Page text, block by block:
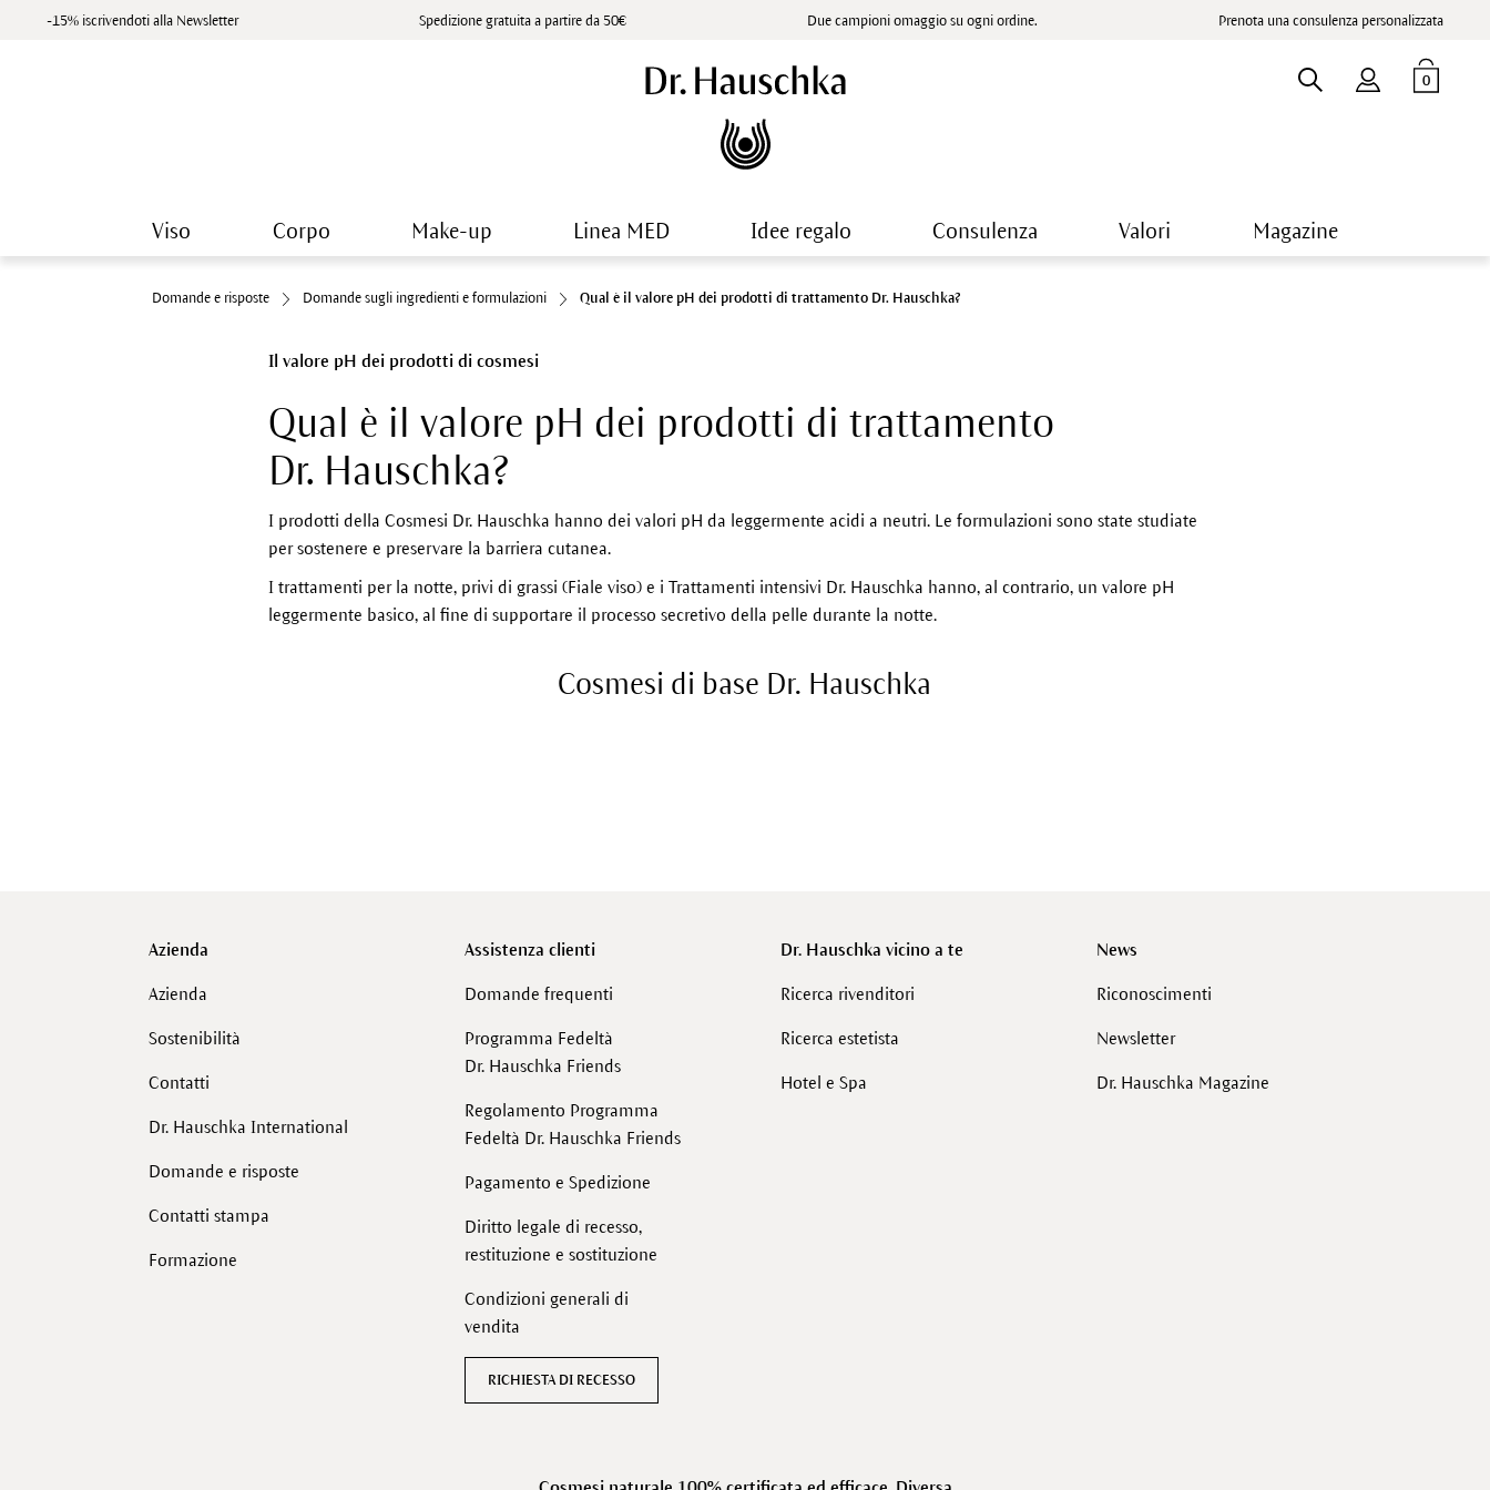
-15% iscrivendoti alla Newsletter Spedizione gratuita a partire da 50€ Due campioni omaggio su ogni ordine. Prenota una consulenza personalizzata
0
Viso Corpo Make-up Linea MED Idee regalo Consulenza Valori Magazine
Domande e risposte Domande sugli ingredienti e formulazioni Qual è il valore pH dei prodotti di trattamento Dr. Hauschka?
Il valore pH dei prodotti di cosmesi
Qual è il valore pH dei prodotti di trattamento
Dr. Hauschka?
I prodotti della Cosmesi Dr. Hauschka hanno dei valori pH da leggermente acidi a neutri. Le formulazioni sono state studiate
per sostenere e preservare la barriera cutanea.
I trattamenti per la notte, privi di grassi (Fiale viso) e i Trattamenti intensivi Dr. Hauschka hanno, al contrario, un valore pH
leggermente basico, al fine di supportare il processo secretivo della pelle durante la notte.
Cosmesi di base Dr. Hauschka
Azienda
Azienda
Sostenibilità
Contatti
Dr. Hauschka International
Domande e risposte
Contatti stampa
Formazione
Assistenza clienti
Domande frequenti
Programma Fedeltà
Dr. Hauschka Friends
Regolamento Programma
Fedeltà Dr. Hauschka Friends
Pagamento e Spedizione
Diritto legale di recesso,
restituzione e sostituzione
Condizioni generali di
vendita
RICHIESTA DI RECESSO
Dr. Hauschka vicino a te
Ricerca rivenditori
Ricerca estetista
Hotel e Spa
News
Riconoscimenti
Newsletter
Dr. Hauschka Magazine